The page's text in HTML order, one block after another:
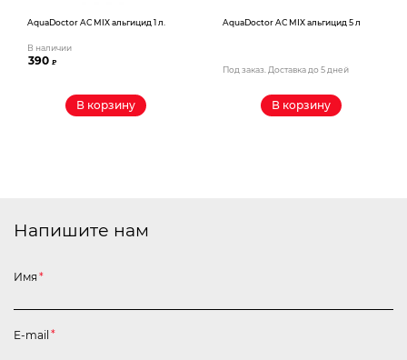
AquaDoctor AС MIX альгицид 1 л.
В наличии
390₽
В корзину
AquaDoctor AС MIX альгицид 5 л
Под заказ. Доставка до 5 дней
В корзину
Напишите нам
Имя *
E-mail *